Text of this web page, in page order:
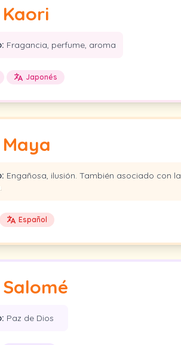
Kaori
Fragancia, perfume, aroma
Japonés
Maya
Engañosa, ilusión. También asociado con la
Español
Salomé
Paz de Dios